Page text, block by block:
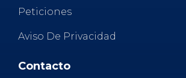
Peticiones
Aviso De Privacidad
Contacto